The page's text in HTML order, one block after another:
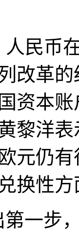
民币
革的
资本
黎洋
元仍
换性
一步